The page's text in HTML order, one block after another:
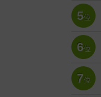
5位
6位
7位